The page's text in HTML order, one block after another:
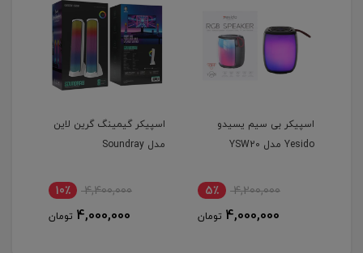
اسپیکر گیمینگ گرین لاین
مدل Soundray
4,400,000 10٪
4,000,000 تومان
شارژر وایرلس و اسپیکر
گرین لاین مدل uranus
3,000,000 10٪
2,700,000 تومان